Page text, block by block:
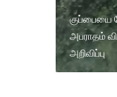
குப்பையை
அபராதம்
அறிவிப்பு